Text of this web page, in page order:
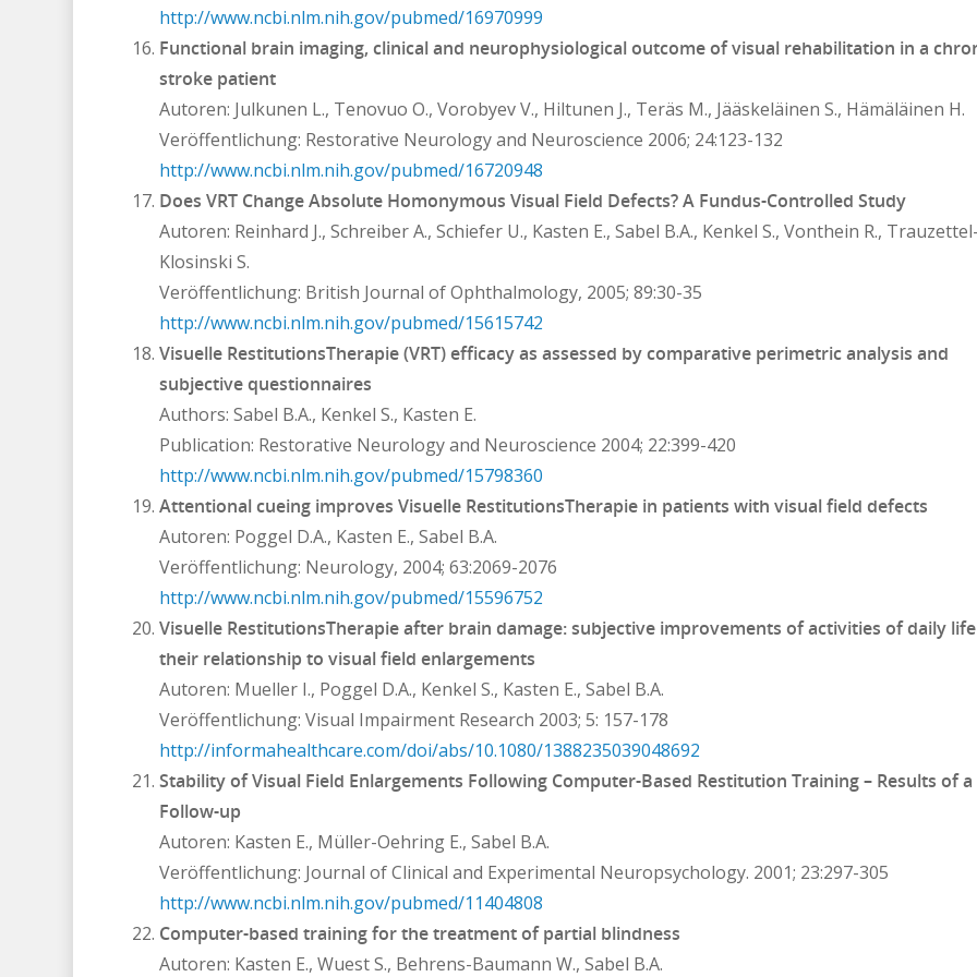
http://www.ncbi.nlm.nih.gov/pubmed/16970999
Functional brain imaging, clinical and neurophysiological outcome of visual rehabilitation in a
stroke patient
Autoren: Julkunen L., Tenovuo O., Vorobyev V., Hiltunen J., Teräs M., Jääskeläinen S., Hämäläinen H.
Veröffentlichung: Restorative Neurology and Neuroscience 2006; 24:123-132
http://www.ncbi.nlm.nih.gov/pubmed/16720948
Does VRT Change Absolute Homonymous Visual Field Defects? A Fundus-Controlled Study
Autoren: Reinhard J., Schreiber A., Schiefer U., Kasten E., Sabel B.A., Kenkel S., Vonthein R., Trauzettel-
Klosinski S.
Veröffentlichung: British Journal of Ophthalmology, 2005; 89:30-35
http://www.ncbi.nlm.nih.gov/pubmed/15615742
Visuelle RestitutionsTherapie (VRT) efficacy as assessed by comparative perimetric analysis and
subjective questionnaires
Authors: Sabel B.A., Kenkel S., Kasten E.
Publication: Restorative Neurology and Neuroscience 2004; 22:399-420
http://www.ncbi.nlm.nih.gov/pubmed/15798360
Attentional cueing improves Visuelle RestitutionsTherapie in patients with visual field defects
Autoren: Poggel D.A., Kasten E., Sabel B.A.
Veröffentlichung: Neurology, 2004; 63:2069-2076
http://www.ncbi.nlm.nih.gov/pubmed/15596752
Visuelle RestitutionsTherapie after brain damage: subjective improvements of activities of daily
their relationship to visual field enlargements
Autoren: Mueller I., Poggel D.A., Kenkel S., Kasten E., Sabel B.A.
Veröffentlichung: Visual Impairment Research 2003; 5: 157-178
http://informahealthcare.com/doi/abs/10.1080/1388235039048692
Stability of Visual Field Enlargements Following Computer-Based Restitution Training – Results of a
Follow-up
Autoren: Kasten E., Müller-Oehring E., Sabel B.A.
Veröffentlichung: Journal of Clinical and Experimental Neuropsychology. 2001; 23:297-305
http://www.ncbi.nlm.nih.gov/pubmed/11404808
Computer-based training for the treatment of partial blindness
Autoren: Kasten E., Wuest S., Behrens-Baumann W., Sabel B.A.